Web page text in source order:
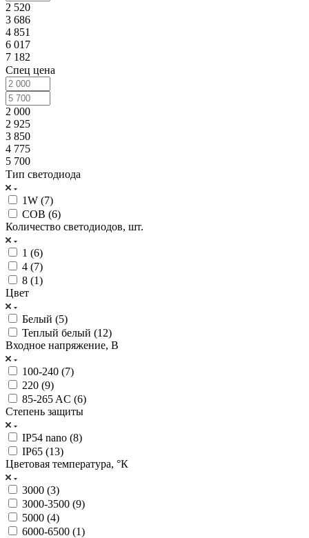
2 520
3 686
4 851
6 017
7 182
Спец цена
2 000
2 925
3 850
4 775
5 700
Тип светодиода
1W (7)
COB (6)
Количество светодиодов, шт.
1 (6)
4 (7)
8 (1)
Цвет
Белый (5)
Теплый белый (12)
Входное напряжение, В
100-240 (7)
220 (9)
85-265 AC (6)
Степень защиты
IP54 nano (8)
IP65 (13)
Цветовая температура, °К
3000 (3)
3000-3500 (9)
5000 (4)
6000-6500 (1)